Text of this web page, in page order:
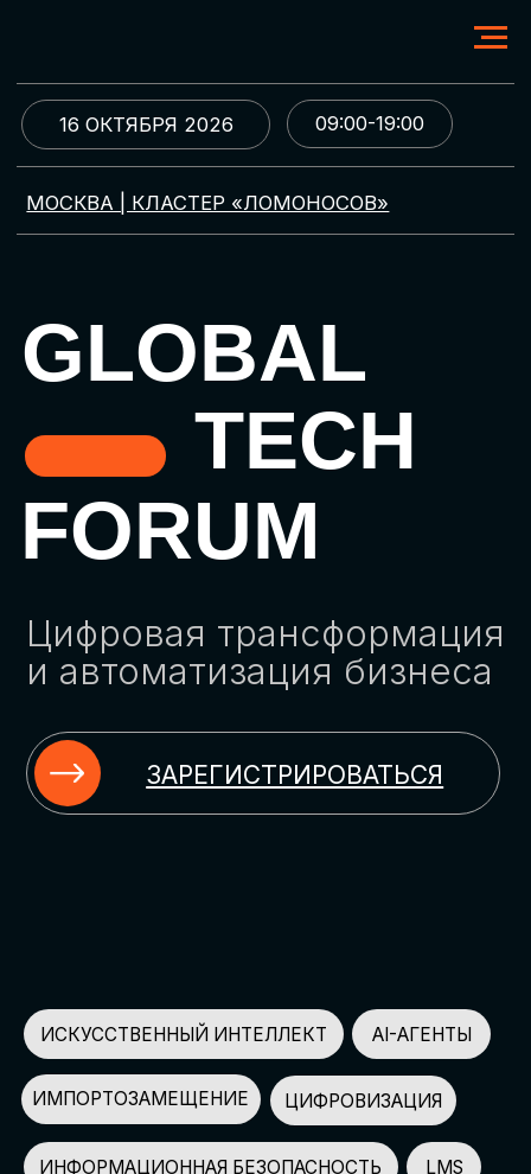
МОСКВА | КЛАСТЕР «ЛОМОНОСОВ»
GLOBAL
TECH
FORUM
Цифровая трансформация
и автоматизация бизнеса
ЗАРЕГИСТРИРОВАТЬСЯ
09:00-19:00
16 ОКТЯБРЯ 2026
ИСКУССТВЕННЫЙ ИНТЕЛЛЕКТ
НЕЙРОСЕТИ ДЛЯ БИЗНЕСА
КЭДО
ЦИФРОВИЗАЦИЯ
АВТОМАТИЗАЦИЯ HR
АВТОМАТИЗАЦИЯ МАРКЕТИНГА И ПРОДАЖ
AI-АССИСТЕНТЫ
ЧАТ-БОТЫ
ИМПОРТОЗАМЕЩЕНИЕ